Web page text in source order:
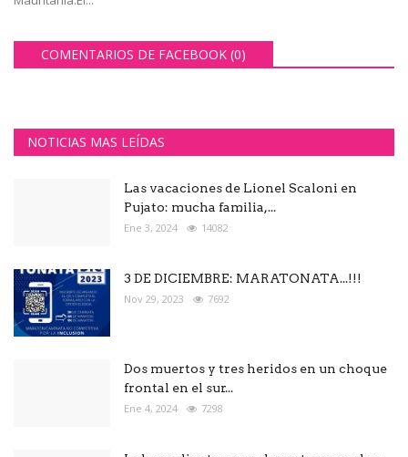
COMENTARIOS DE FACEBOOK (0)
NOTICIAS MAS LEÍDAS
Las vacaciones de Lionel Scaloni en
Pujato: mucha familia,...
Ene 3, 2024 14082
3 DE DICIEMBRE: MARATONATA...!!!
Nov 29, 2023 7692
Dos muertos y tres heridos en un choque
frontal en el sur...
Ene 4, 2024 7298